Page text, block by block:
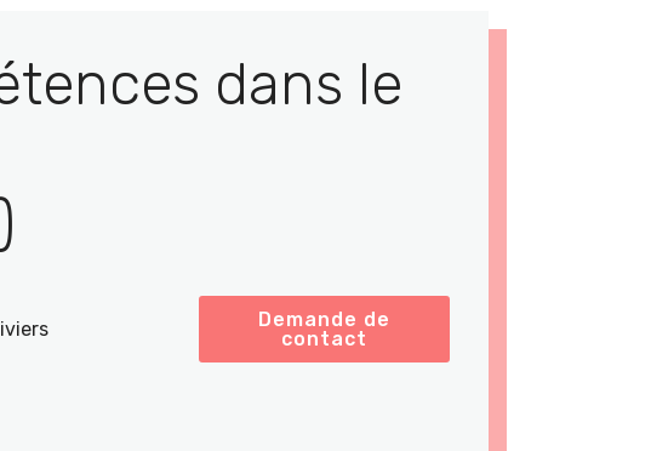
dans le
Demande de
contact